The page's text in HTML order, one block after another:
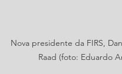
Nova presidente da FIRS,
Raad (foto: Eduardo